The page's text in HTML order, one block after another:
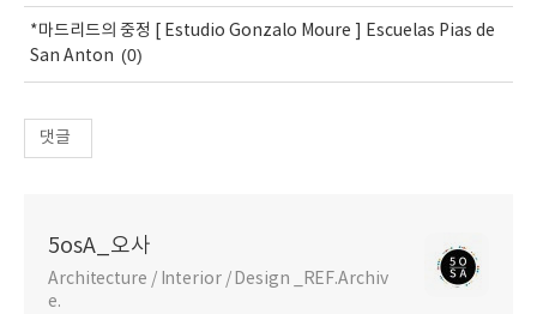
*마드리드의 중정 [ Estudio Gonzalo Moure ] Escuelas Pias de
San Anton (0)
댓글
5osA_오사
Architecture / Interior / Design _REF.Archiv
e.